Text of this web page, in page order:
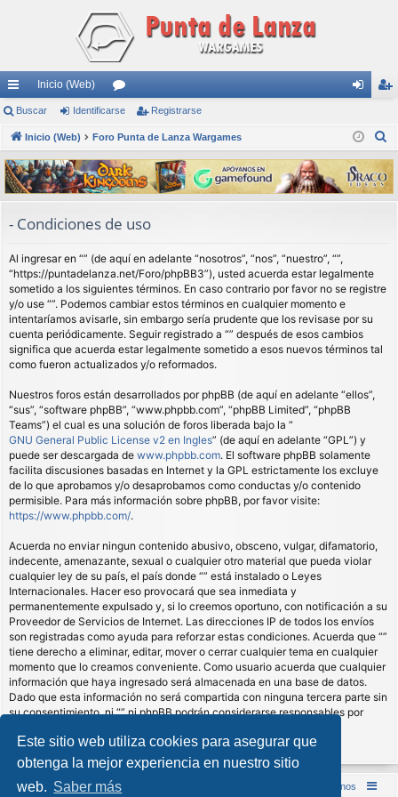
Este sitio web utiliza cookies para asegurar que
obtenga la mejor experiencia en nuestro sitio
web. Saber más
nl
ac
es
rá
s
Inicio (Web)
or
os nti
fic
ar
ist
ra
rs
Buscar Identificarse Registrarse
Inicio (Web) Foro Punta de Lanza Wargames
s
c
- Condiciones de uso
Al ingresar en “” (de aquí en adelante “nosotros”, “nos”, “nuestro”, “”,
“https://puntadelanza.net/Foro/phpBB3”), usted acuerda estar legalmente
sometido a los siguientes términos. En caso contrario por favor no se registre
y/o use “”. Podemos cambiar estos términos en cualquier momento e
intentaríamos avisarle, sin embargo sería prudente que los revisase por su
cuenta periódicamente. Seguir registrado a “” después de esos cambios
significa que acuerda estar legalmente sometido a esos nuevos términos tal
como fueron actualizados y/o reformados.
Nuestros foros están desarrollados por phpBB (de aquí en adelante “ellos”,
“sus”, “software phpBB”, “www.phpbb.com”, “phpBB Limited”, “phpBB
Teams”) el cual es una solución de foros liberada bajo la “
GNU General Public License v2 en Ingles” (de aquí en adelante “GPL”) y
puede ser descargada de www.phpbb.com. El software phpBB solamente
facilita discusiones basadas en Internet y la GPL estrictamente los excluye
de lo que aprobamos y/o desaprobamos como conductas y/o contenido
permisible. Para más información sobre phpBB, por favor visite:
https://www.phpbb.com/.
Acuerda no enviar ningun contenido abusivo, obsceno, vulgar, difamatorio,
indecente, amenazante, sexual o cualquier otro material que pueda violar
cualquier ley de su país, el país donde “” está instalado o Leyes
Internacionales. Hacer eso provocará que sea inmediata y
permanentemente expulsado y, si lo creemos oportuno, con notificación a su
Proveedor de Servicios de Internet. Las direcciones IP de todos los envíos
son registradas como ayuda para reforzar estas condiciones. Acuerda que “”
tiene derecho a eliminar, editar, mover o cerrar cualquier tema en cualquier
momento que lo creamos conveniente. Como usuario acuerda que cualquier
información que haya ingresado será almacenada en una base de datos.
Dado que esta información no será compartida con ninguna tercera parte sin
su consentimiento, ni “” ni phpBB podrán considerarse responsables por
comprometidos.
Inicio (Web) Foro Punta de Lanza Wargames Contáctenos